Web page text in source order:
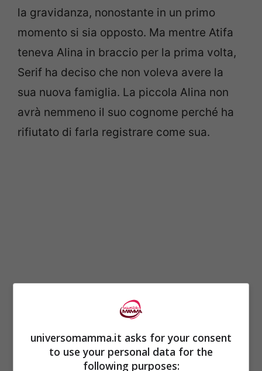
la gravidanza, nonostante in un primo
momento si sia opposto. Ma mentre Atifa
teneva Alina in braccio per la prima volta,
Serif ha deciso che non voleva avere la
sua nuova famiglia. La piccola Alina non
avrà nemmeno il suo cognome perché ha
rifiutato di farla registrare come sua.
Si pensa che la coppia abbia utilizzato un
donatore anonimo di spermatozoi. Atifa,
che ha lavorato in una fabbrica di tessili,
universomamma.it asks for your consent
to use your personal data for the
following purposes: